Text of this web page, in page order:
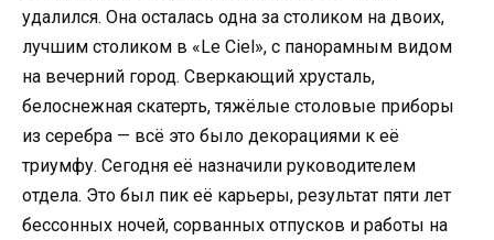
удалился. Она осталась одна за столиком на двоих,
лучшим столиком в «Le Ciel», с панорамным видом
на вечерний город. Сверкающий хрусталь,
белоснежная скатерть, тяжёлые столовые приборы
из серебра — всё это было декорациями к её
триумфу. Сегодня её назначили руководителем
отдела. Это был пик её карьеры, результат пяти лет
бессонных ночей, сорванных отпусков и работы на